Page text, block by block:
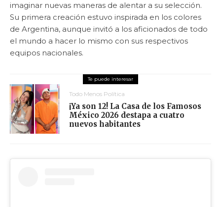
imaginar nuevas maneras de alentar a su selección.
Su primera creación estuvo inspirada en los colores
de Argentina, aunque invitó a los aficionados de todo
el mundo a hacer lo mismo con sus respectivos
equipos nacionales.
Todo Menos Política
¡Ya son 12! La Casa de los Famosos
México 2026 destapa a cuatro
nuevos habitantes